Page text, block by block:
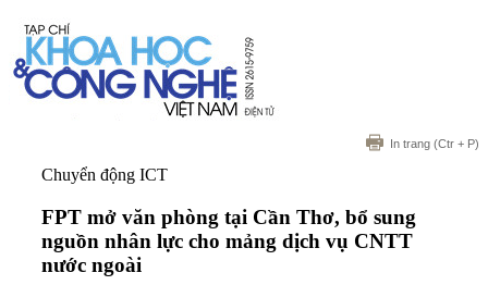
In trang (Ctr + P)
Chuyển động ICT
FPT mở văn phòng tại Cần Thơ, bổ sung
nguồn nhân lực cho mảng dịch vụ CNTT
nước ngoài